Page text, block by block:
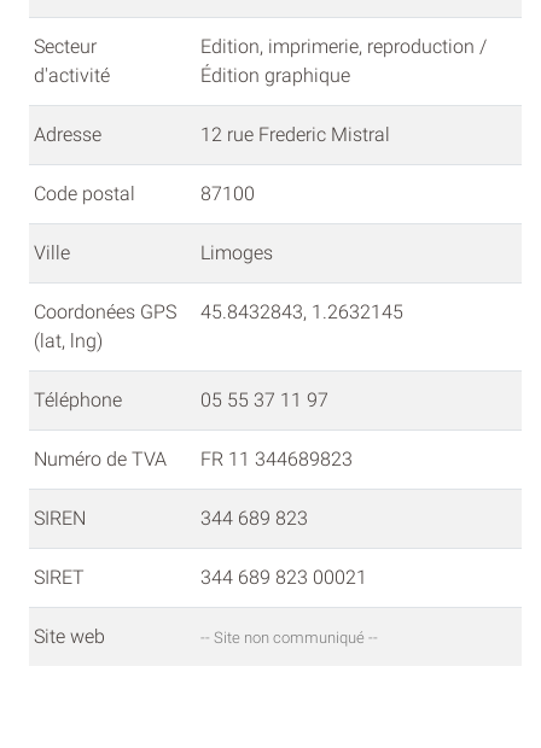
Secteur
d'activité
Edition, imprimerie, reproduction /
Édition graphique
Adresse 12 rue Frederic Mistral
Code postal 87100
Ville Limoges
Coordonées GPS
(lat, lng)
45.8432843, 1.2632145
Téléphone 05 55 37 11 97
Numéro de TVA FR 11 344689823
SIREN 344 689 823
SIRET 344 689 823 00021
Site web -- Site non communiqué --